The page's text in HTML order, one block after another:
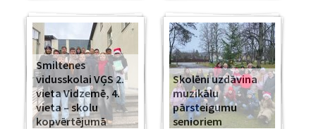
Smiltenes
vidusskolai VĢS 2.
vieta Vidzemē, 4.
vieta – skolu
kopvērtējumā
Skolēni uzdāvina
muzikālu
pārsteigumu
senioriem